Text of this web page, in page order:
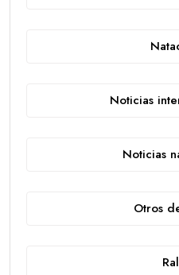
Noticias
Noticias
Otros